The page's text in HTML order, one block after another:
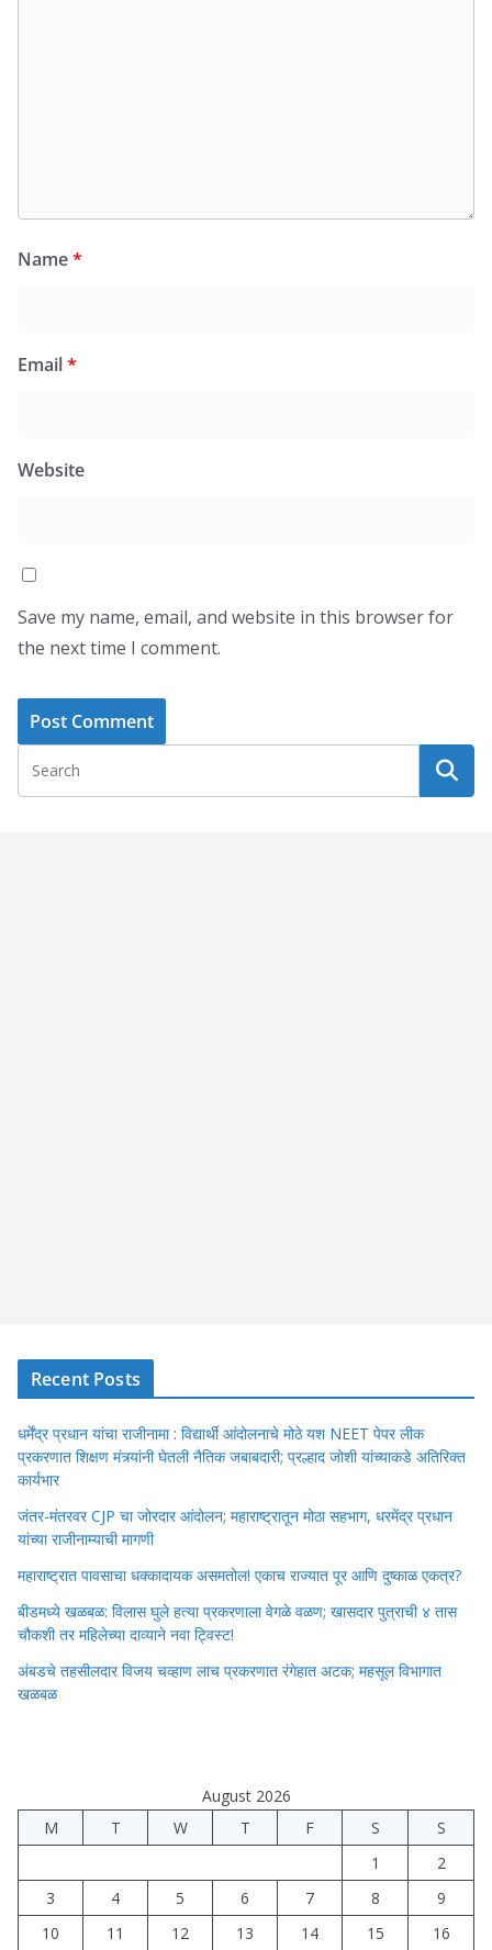
Name*
Email*
Website
Save my name, email, and website in this browser for
the next time I comment.
Recent Posts
धर्मेंद्र प्रधान यांचा राजीनामा : विद्यार्थी आंदोलनाचे मोठे यश NEET पेपर लीक
प्रकरणात शिक्षण मंत्र्यांनी घेतली नैतिक जबाबदारी; प्रल्हाद जोशी यांच्याकडे अतिरिक्त
कार्यभार
जंतर-मंतरवर CJP चा जोरदार आंदोलन; महाराष्ट्रातून मोठा सहभाग, धरमेंद्र प्रधान
यांच्या राजीनाम्याची मागणी
महाराष्ट्रात पावसाचा धक्कादायक असमतोल! एकाच राज्यात पूर आणि दुष्काळ एकत्र?
बीडमध्ये खळबळ: विलास घुले हत्या प्रकरणाला वेगळे वळण; खासदार पुत्राची ४ तास
चौकशी तर महिलेच्या दाव्याने नवा ट्विस्ट!
अंबडचे तहसीलदार विजय चव्हाण लाच प्रकरणात रंगेहात अटक; महसूल विभागात
खळबळ
August 2026
M
T W T F S
S
1
2
3
4 5 6 7 8
9
10
11 12 13 14 15
16